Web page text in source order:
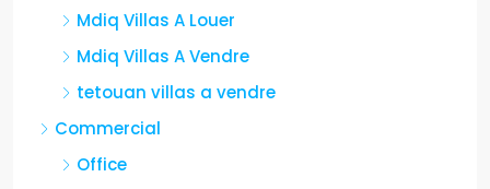
Mdiq Villas A Louer
Mdiq Villas A Vendre
tetouan villas a vendre
Commercial
Office